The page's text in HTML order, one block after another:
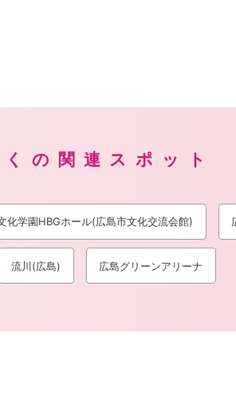
くの関連スポット
化学園HBGホール(広島市文化交流会館)
流川(広島) 広島グリーンアリーナ